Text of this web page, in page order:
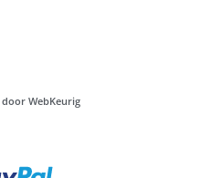
door WebKeurig